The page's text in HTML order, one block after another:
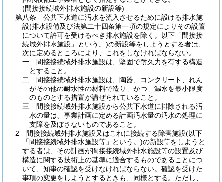
(間接接続域外排水施設の新設等)
第八条
公共下水道に汚水を流入させるために設ける排水施
設(排水設備及び法第二十四条第一項の規定によりその設置
について許可を受けるべき排水施設を除く。以下「間接接
続域外排水施設」という。)の新設等をしようとする者は、
次に定めるところにより、これをしなければならない。
一
間接接続域外排水施設は、堅固で耐久力を有する構造
とすること。
二
間接接続域外排水施設は、陶器、コンクリート、れん
がその他の耐水性の材料で造り、かつ、漏水を最小限度
のものとする措置が講ぜられていること。
三
間接接続域外排水施設から公共下水道に排除される汚
水の量は、事業計画に定める計画汚水量の汚水の処理に
支障を及ぼさないものであること。
2
間接接続域外排水施設又はこれに接続する除害施設(以下
「間接接続域外排水施設等」という。)の新設等をしようと
する者は、その計画が間接接続域外排水施設等の設置及び
構造に関する技術上の基準に適合するものであることにつ
いて、知事の確認を受けなければならない。 確認を受けた
事項の変更をしようとするときも、同様とする。 ただし、